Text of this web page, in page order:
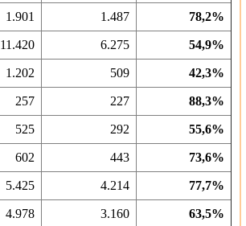
1.901 1.487 78,2%
11.420 6.275 54,9%
1.202 509 42,3%
257 227 88,3%
525 292 55,6%
602 443 73,6%
5.425 4.214 77,7%
4.978 3.160 63,5%